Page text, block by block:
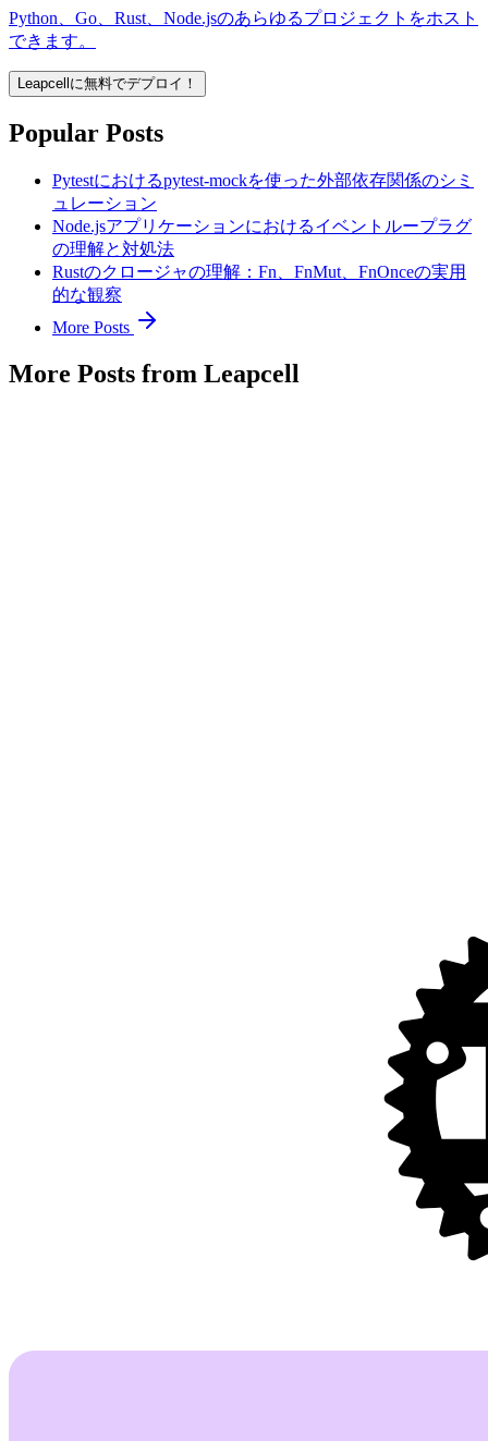
Python、Go、Rust、Node.jsのあらゆるプロジェクトをホスト
できます。
Leapcellに無料でデプロイ！
Popular Posts
Pytestにおけるpytest-mockを使った外部依存関係のシミ
ュレーション
Node.jsアプリケーションにおけるイベントループラグ
の理解と対処法
Rustのクロージャの理解：Fn、FnMut、FnOnceの実用
的な観察
More Posts
More Posts from Leapcell